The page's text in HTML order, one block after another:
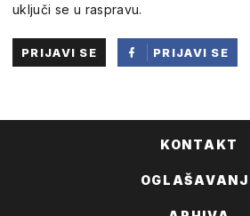
uključi se u raspravu.
PRIJAVI SE
PRIJAVI SE
KONTAKT